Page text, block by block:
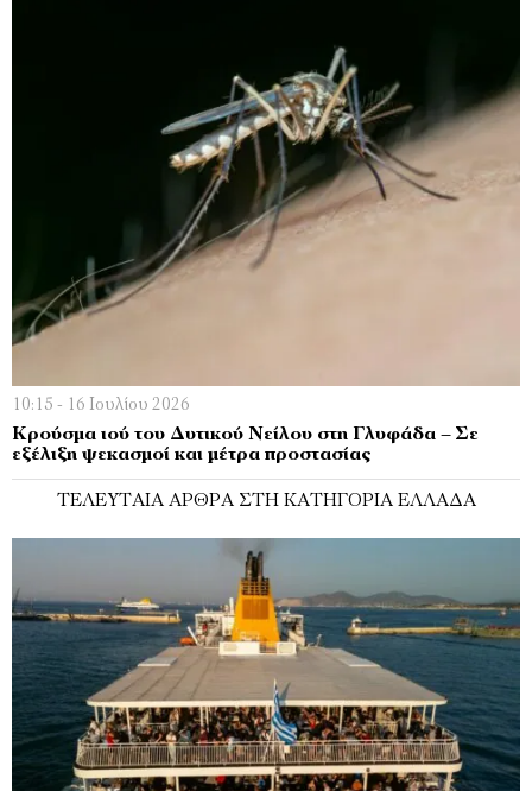
10:15 - 16 Ιουλίου 2026
Κρούσμα ιού του Δυτικού Νείλου στη Γλυφάδα – Σε
εξέλιξη ψεκασμοί και μέτρα προστασίας
ΤΕΛΕΥΤΑΊΑ ΆΡΘΡΑ ΣΤΗ ΚΑΤΗΓΟΡΊΑ ΕΛΛΆΔΑ